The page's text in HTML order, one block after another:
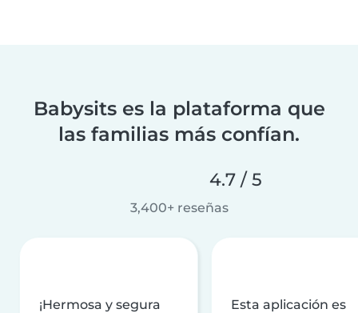
Babysits es la plataforma que
las familias más confían.
4.7 / 5
3,400+ reseñas
¡Hermosa y segura
Esta aplicación es